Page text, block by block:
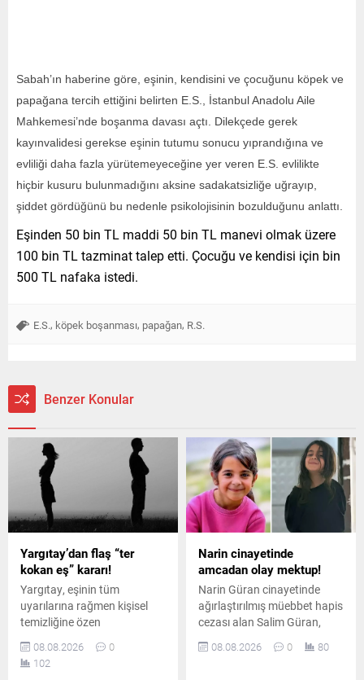
Sabah’ın haberine göre, eşinin, kendisini ve çocuğunu köpek ve
papağana tercih ettiğini belirten E.S., İstanbul Anadolu Aile
Mahkemesi’nde boşanma davası açtı. Dilekçede gerek
kayınvalidesi gerekse eşinin tutumu sonucu yıprandığına ve
evliliği daha fazla yürütemeyeceğine yer veren E.S. evlilikte
hiçbir kusuru bulunmadığını aksine sadakatsizliğe uğrayıp,
şiddet gördüğünü bu nedenle psikolojisinin bozulduğunu anlattı.
Eşinden 50 bin TL maddi 50 bin TL manevi olmak üzere
100 bin TL tazminat talep etti. Çocuğu ve kendisi için bin
500 TL nafaka istedi.
E.S., köpek boşanması, papağan, R.S.
Benzer Konular
Yargıtay’dan flaş “ter
kokan eş” kararı!
Yargıtay, eşinin tüm
uyarılarına rağmen kişisel
temizliğine özen
göstermeyen ve sürekli ter
koktuğu belirtilen erkeği
boşanma davasında tam
08.08.2026
0
102
Narin cinayetinde
amcadan olay mektup!
Narin Güran cinayetinde
ağırlaştırılmış müebbet hapis
cezası alan Salim Güran,
cezaevinden yazdığı
mektupta suçsuz olduğunu
08.08.2026 0 80